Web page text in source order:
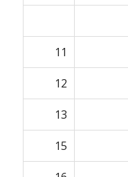
11
12
13
15